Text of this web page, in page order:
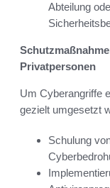
Abteilung
Privatpersonen
Um Cyberangriffe
gezielt umgesetzt
Schulung